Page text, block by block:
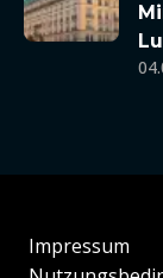
Impressum